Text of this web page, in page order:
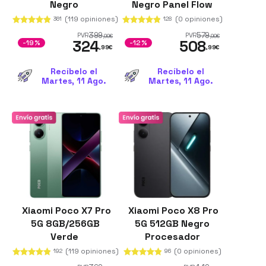
Negro
361 (119 opiniones)
PVR399,99€
324,99€
-19%
Recíbelo el
Martes, 11 Ago.
Negro Panel Flow
AMOLED de 6.83"
12GB de RAM
Batería de 8500
128 (0 opiniones)
PVR579,99€
508,99€
-12%
Recíbelo el
Martes, 11 Ago.
Xiaomi Poco X7 Pro
5G 8GB/256GB
Verde
192 (119 opiniones)
Xiaomi Poco X8 Pro
5G 512GB Negro
Procesador
Dimensity 8500-
Ultra 8GB de RAM
96 (0 opiniones)